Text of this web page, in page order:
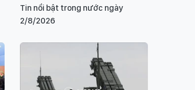
Tin nổi bật trong nước ngày
2/8/2026